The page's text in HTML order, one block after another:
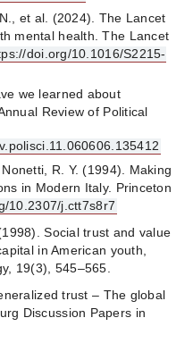
et al. (2024). The Lancet
mental health. The Lancet
doi.org/10.1016/S2215-
we learned about
Review of Political
R. Y. (1994). Making
in Modern Italy. Princeton
10.2307/j.ctt7s8r7
Social trust and value
in American youth,
19(3), 545–565.
trust – The global
Discussion Papers in